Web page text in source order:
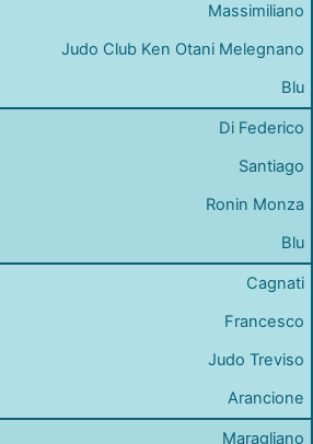
Massimiliano
Judo Club Ken Otani Melegnano
Blu
Di Federico
Santiago
Ronin Monza
Blu
Cagnati
Francesco
Judo Treviso
Arancione
Maragliano